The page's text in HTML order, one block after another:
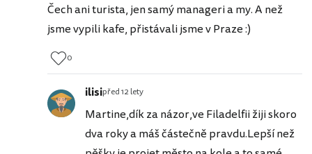
Čech ani turista, jen samý manageri a my. A než
jsme vypili kafe, přistávali jsme v Praze :)
0
ilisipřed 12 lety
Martine,dík za názor,ve Filadelfii žiji skoro
dva roky a máš částečně pravdu.Lepší než